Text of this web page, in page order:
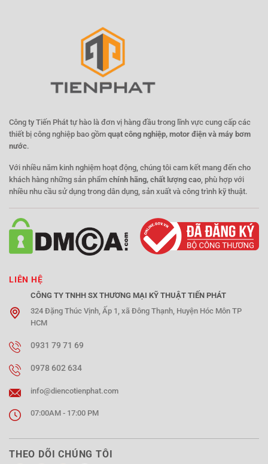
Công ty Tiến Phát tự hào là đơn vị hàng đầu trong lĩnh vực cung cấp các
thiết bị công nghiệp bao gồm quạt công nghiệp, motor điện và máy bơm
nước.
Với nhiều năm kinh nghiệm hoạt động, chúng tôi cam kết mang đến cho
khách hàng những sản phẩm chính hãng, chất lượng cao, phù hợp với
nhiều nhu cầu sử dụng trong dân dụng, sản xuất và công trình kỹ thuật.
LIÊN HỆ
CÔNG TY TNHH SX THƯƠNG MẠI KỸ THUẬT TIẾN PHÁT
324 Đặng Thúc Vịnh, Ấp 1, xã Đông Thạnh, Huyện Hóc Môn TP
HCM
0931 79 71 69
0978 602 634
info@diencotienphat.com
07:00AM - 17:00 PM
THEO DÕI CHÚNG TÔI